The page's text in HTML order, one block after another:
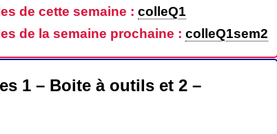
de cette semaine : colleQ1
de la semaine prochaine : colleQ1sem2
1 – Boite à outils et 2 –